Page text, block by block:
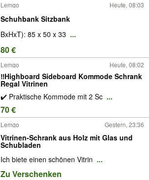
Lemgo Heute, 08:03
Schuhbank Sitzbank
BxHxT): 85 x 50 x 33 ...
80 €
Lemgo Heute, 08:02
‼️Highboard Sideboard Kommode Schrank
Regal Vitrinen
✔️ Praktische Kommode mit 2 Sc ...
70 €
Lemgo Gestern, 23:36
Vitrinen-Schrank aus Holz mit Glas und
Schubladen
Ich biete einen schönen Vitrin ...
Zu Verschenken